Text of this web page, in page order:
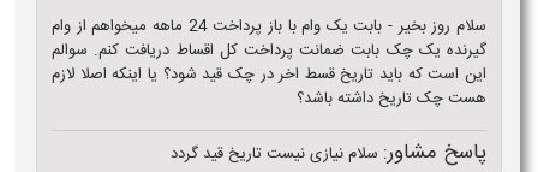
سلام روز بخیر - بابت یک وام با باز پرداخت 24 ماهه میخواهم از وام
گیرنده یک چک بابت ضمانت پرداخت کل اقساط دریافت کنم. سوالم
این است که باید تاریخ قسط اخر در چک قید شود؟ یا اینکه اصلا لازم
هست چک تاریخ داشته باشد؟
پاسخ مشاور: سلام نیازی نیست تاریخ قید گردد